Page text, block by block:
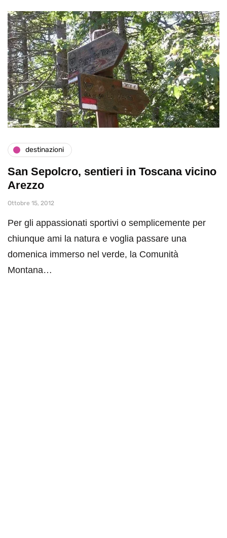
destinazioni
San Sepolcro, sentieri in Toscana vicino
Arezzo
Ottobre 15, 2012
Per gli appassionati sportivi o semplicemente per
chiunque ami la natura e voglia passare una
domenica immerso nel verde, la Comunità
Montana…